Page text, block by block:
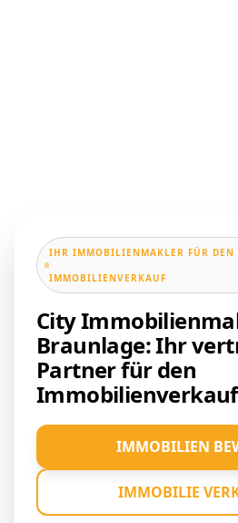
IHR IMMOBILIENMAKLER FÜR DEN
IMMOBILIENVERKAUF
City
Braunlage: Ihr
Partner für den
IMMOBILIEN
IMMOBILIE